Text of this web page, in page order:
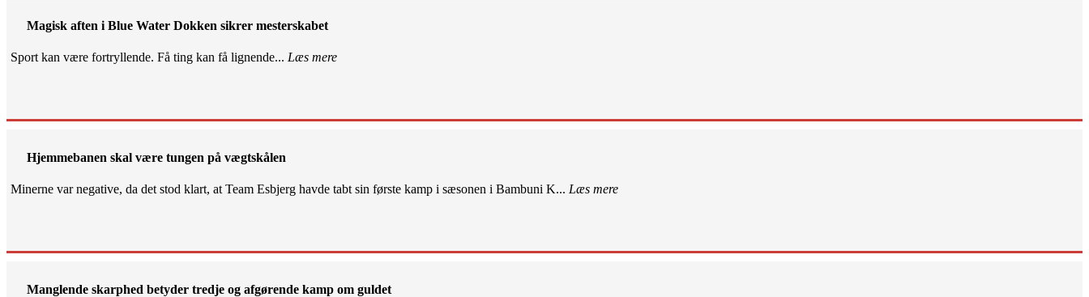
Magisk aften i Blue Water Dokken sikrer mesterskabet
Sport kan være fortryllende. Få ting kan få lignende... Læs mere
Hjemmebanen skal være tungen på vægtskålen
Minerne var negative, da det stod klart, at Team Esbjerg havde tabt sin første kamp i sæsonen i Bambuni K... Læs mere
Manglende skarphed betyder tredje og afgørende kamp om guldet